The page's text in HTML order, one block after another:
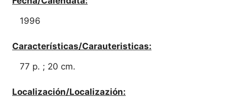
1996
Características/Carauteristicas:
77 p. ; 20 cm.
Localización/Localizazión: